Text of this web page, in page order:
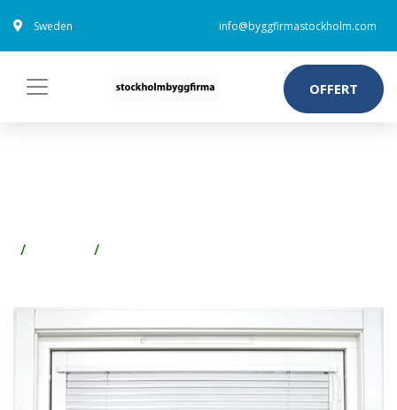
Sweden info@byggfirmastockholm.com
OFFERT